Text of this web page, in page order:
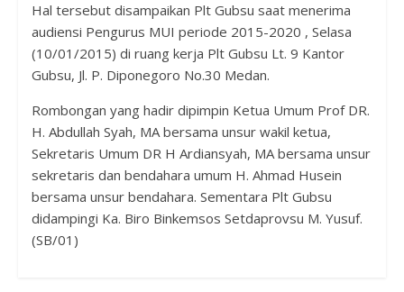
Hal tersebut disampaikan Plt Gubsu saat menerima
audiensi Pengurus MUI periode 2015-2020 , Selasa
(10/01/2015) di ruang kerja Plt Gubsu Lt. 9 Kantor
Gubsu, Jl. P. Diponegoro No.30 Medan.
Rombongan yang hadir dipimpin Ketua Umum Prof DR.
H. Abdullah Syah, MA bersama unsur wakil ketua,
Sekretaris Umum DR H Ardiansyah, MA bersama unsur
sekretaris dan bendahara umum H. Ahmad Husein
bersama unsur bendahara. Sementara Plt Gubsu
didampingi Ka. Biro Binkemsos Setdaprovsu M. Yusuf.
(SB/01)